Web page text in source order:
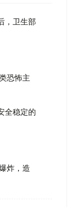
，卫生部
恐怖主
全稳定的
炸，造